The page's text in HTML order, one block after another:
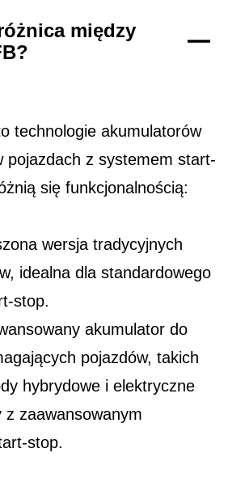
między
technologie akumulatorów
pojazdach z systemem start-
się funkcjonalnością:
wersja tradycyjnych
idealna dla standardowego
stop.
akumulator do
pojazdów, takich
hybrydowe i elektryczne
z zaawansowanym
stop.